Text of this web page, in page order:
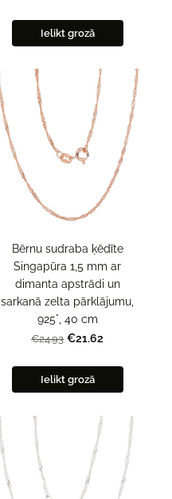
Ielikt grozā
Bērnu sudraba ķēdīte
Singapūra 1,5 mm ar
dimanta apstrādi un
sarkanā zelta pārklājumu,
925°, 40 cm
€24.93 €21.62
Ielikt grozā